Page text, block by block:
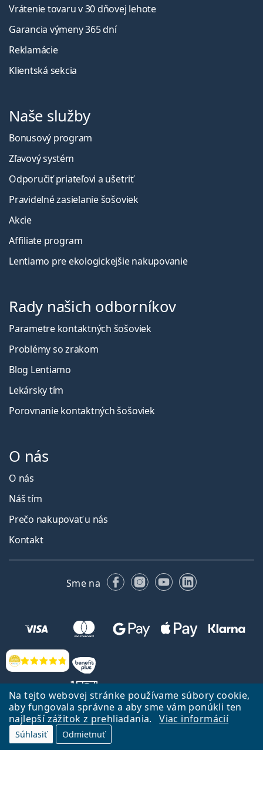
Na tejto webovej stránke používame súbory cookie,
aby fungovala správne a aby sme vám ponúkli ten
najlepší zážitok z prehliadania.
Viac informácií
Súhlasiť Odmietnuť
Hodnotenia
Vrátenie tovaru v 30 dňovej lehote
Garancia výmeny 365 dní
Reklamácie
Klientská sekcia
Naše služby
Bonusový program
Zľavový systém
Odporučiť priateľovi a ušetriť
Pravidelné zasielanie šošoviek
Akcie
Affiliate program
Lentiamo pre ekologickejšie nakupovanie
Rady našich odborníkov
Parametre kontaktných šošoviek
Problémy so zrakom
Blog Lentiamo
Lekársky tím
Porovnanie kontaktných šošoviek
O nás
O nás
Náš tím
Prečo nakupovať u nás
Kontakt
Sme na FacebookuInstagrame
YouTubeLinkedIn
Späť na Úvodnu stránku
Lentiamo.sk vlastní a prevádzkuje spoločnosť Lentiamo s.r.o., Česká